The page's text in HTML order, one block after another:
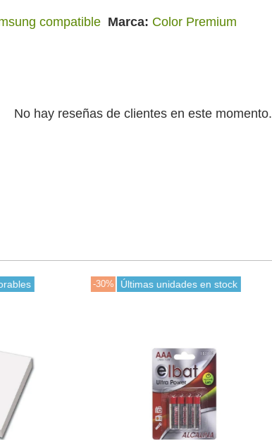
compatible Marca Color Premium
No hay reseñas de clientes en este momento.
unidades en stock -30% En stock